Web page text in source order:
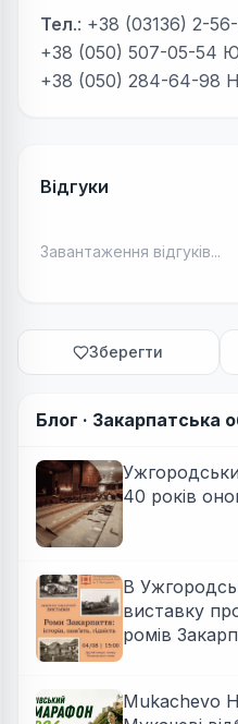
Тел.: +38 (03136) 2-
+38 (050) 507-05-54
+38 (050) 284-64-98
Відгуки
Завантаження відгуків...
Зберегти
Блог · Закарпатська
40 років
В
виставку
ромів
Mukachevo